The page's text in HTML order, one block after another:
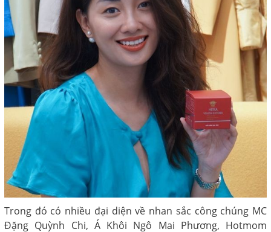
Trong đó có nhiều đại diện về nhan sắc công chúng MC
Đặng Quỳnh Chi, Á Khôi Ngô Mai Phương, Hotmom